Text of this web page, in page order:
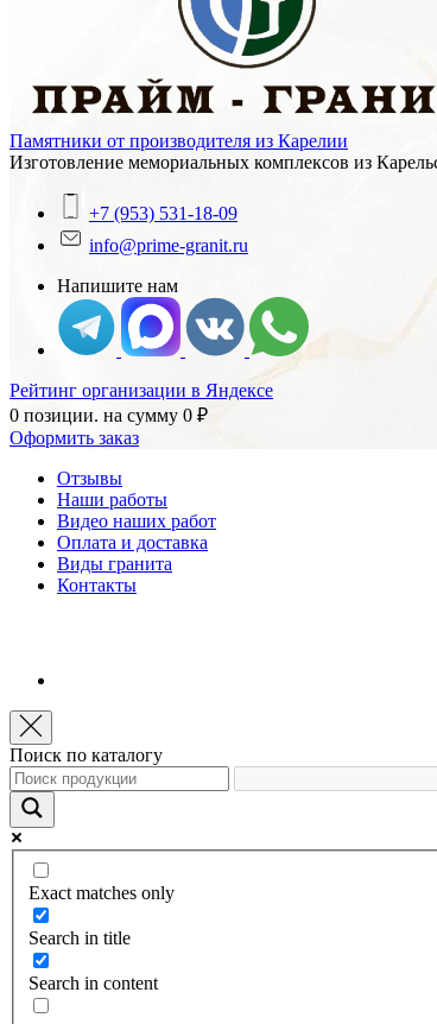
Памятники от производителя из Карелии
Изготовление мемориальных комплексов из
+7 (953) 531-18-09
info@prime-granit.ru
Напишите нам
Рейтинг организации в Яндексе
0 позиции. на сумму 0 ₽
Оформить заказ
Отзывы
Наши работы
Видео наших работ
Оплата и доставка
Виды гранита
Контакты
Поиск по каталогу
Exact matches only
Search in title
Search in content